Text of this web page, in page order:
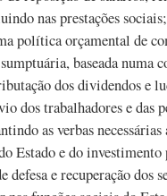
nas prestações sociais;
política orçamental de
baseada numa
dos dividendos e
dos trabalhadores e das
as verbas necessárias
Estado e do
e recuperação dos